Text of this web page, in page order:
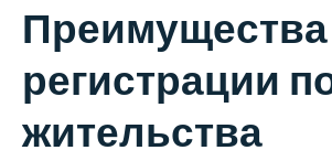
Преимущества
регистрации
жительства